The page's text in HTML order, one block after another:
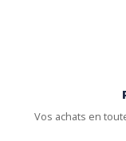
Vos achats en